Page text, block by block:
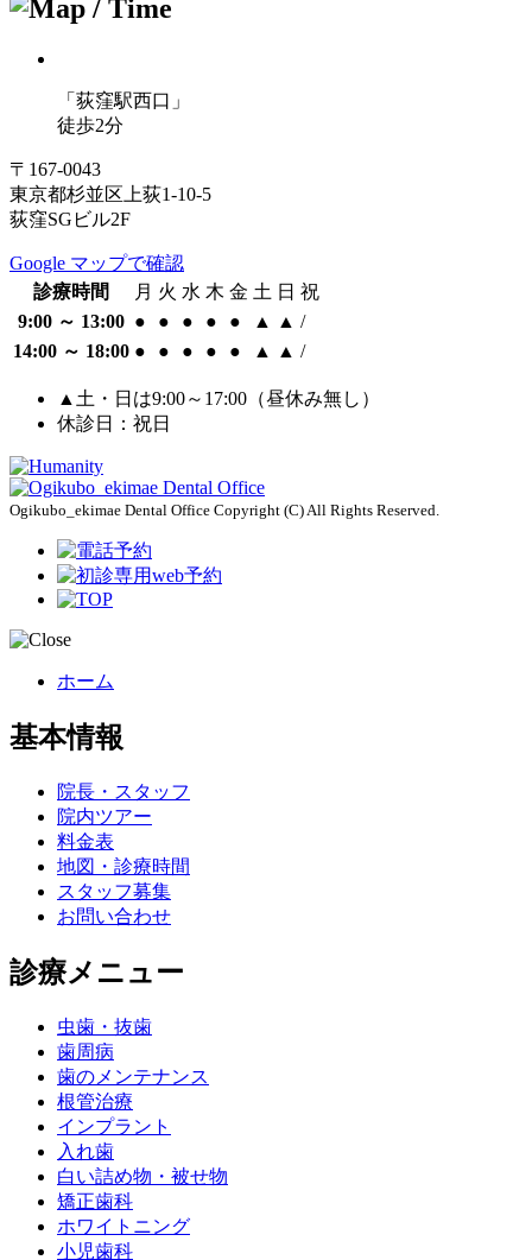
「荻窪駅西口」
徒歩2分
〒167-0043
東京都杉並区上荻1-10-5
荻窪SGビル2F
Google マップで確認
診療時間
月 火 水 木 金 土 日 祝
9:00 ～ 13:00 ● ● ● ● ● ▲ ▲ /
14:00 ～ 18:00 ● ● ● ● ● ▲ ▲ /
▲土・日は9:00～17:00（昼休み無し）
休診日：祝日
Ogikubo_ekimae Dental Office Copyright (C) All Rights Reserved.
ホーム
基本情報
院長・スタッフ
院内ツアー
料金表
地図・診療時間
スタッフ募集
お問い合わせ
診療メニュー
虫歯・抜歯
歯周病
歯のメンテナンス
根管治療
インプラント
入れ歯
白い詰め物・被せ物
矯正歯科
ホワイトニング
小児歯科